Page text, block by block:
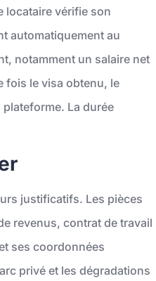
locataire vérifie son
automatiquement au
notamment un salaire net
fois le visa obtenu, le
La durée
justificatifs. Les pièces
revenus, contrat de travail
ses coordonnées
privé et les dégradations